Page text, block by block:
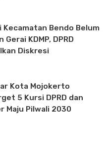
Kecamatan Bendo Belum
KDMP, DPRD
Diskresi
Kota Mojokerto
5 Kursi DPRD dan
Maju Pilwali 2030